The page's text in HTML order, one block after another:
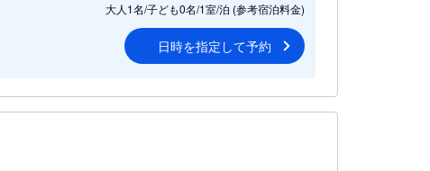
大人1名/子ども0名/1室/泊 (参考宿泊料金)
日時を指定して予約